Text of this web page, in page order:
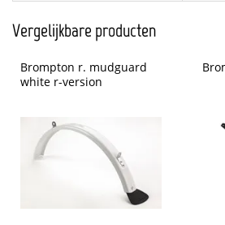
Vergelijkbare producten
Brompton r. mudguard
white r-version